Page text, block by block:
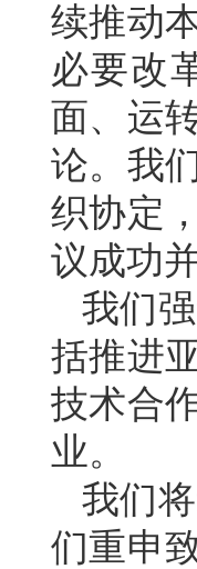
续推动
必要改
面、运
论。我
织协定
议成功
我们
括推进
技术合
业。
我们
们重申